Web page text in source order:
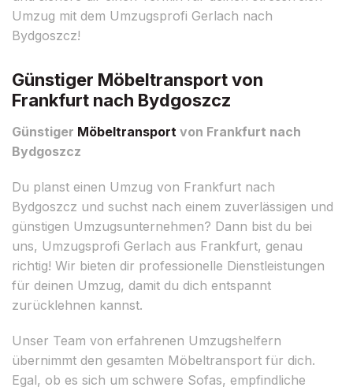
Umzug mit dem Umzugsprofi Gerlach nach
Bydgoszcz!
Günstiger Möbeltransport von
Frankfurt nach Bydgoszcz
Günstiger Möbeltransport von Frankfurt nach
Bydgoszcz
Du planst einen Umzug von Frankfurt nach
Bydgoszcz und suchst nach einem zuverlässigen und
günstigen Umzugsunternehmen? Dann bist du bei
uns, Umzugsprofi Gerlach aus Frankfurt, genau
richtig! Wir bieten dir professionelle Dienstleistungen
für deinen Umzug, damit du dich entspannt
zurücklehnen kannst.
Unser Team von erfahrenen Umzugshelfern
übernimmt den gesamten Möbeltransport für dich.
Egal, ob es sich um schwere Sofas, empfindliche